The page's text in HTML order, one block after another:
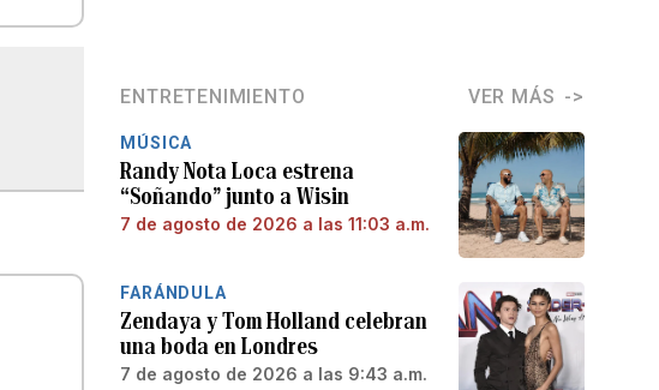
ENTRETENIMIENTO VER MÁS
MÚSICA
Randy Nota Loca estrena
“Soñando” junto a Wisin
7 de agosto de 2026 a las 11:03 a.m.
FARÁNDULA
Zendaya y Tom Holland celebran
una boda en Londres
7 de agosto de 2026 a las 9:43 a.m.